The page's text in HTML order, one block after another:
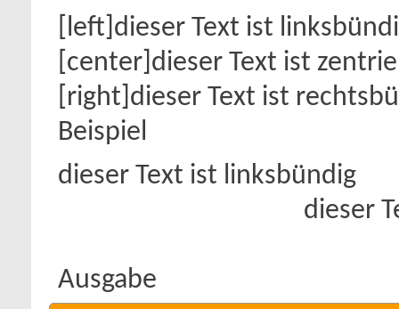
[left]dieser Text ist
[center]dieser Text ist
[right]dieser Text ist
Beispiel
dieser Text ist linksbündig
dieser
Ausgabe